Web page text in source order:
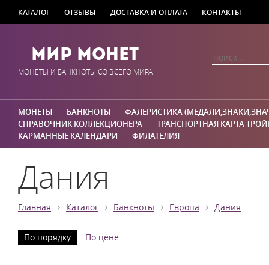
КАТАЛОГ ОТЗЫВЫ ДОСТАВКА И ОПЛАТА КОНТАКТЫ
Мир Монет
МОНЕТЫ И БАНКНОТЫ СО ВСЕГО МИРА
МОНЕТЫ БАНКНОТЫ
ФАЛЕРИСТИКА
СПРАВОЧНИК КОЛЛЕКЦИОНЕРА
ТРАНСПОРТНАЯ КАРТА
КАРМАННЫЕ КАЛЕНДАРИ
ФИЛАТЕЛИЯ
Дания
Главная › Каталог › Банкноты › Европа › Дания
По порядку По цене